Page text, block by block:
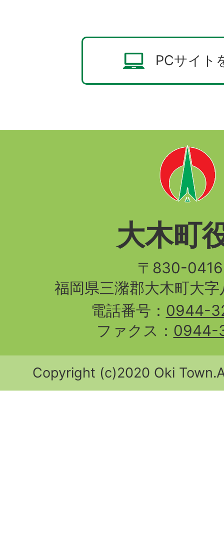
PCサイト
大木町
〒830-
福岡県三潴郡大木町大
電話番号： 0944-
ファクス： 0944-
Copyright (c)2020 Oki